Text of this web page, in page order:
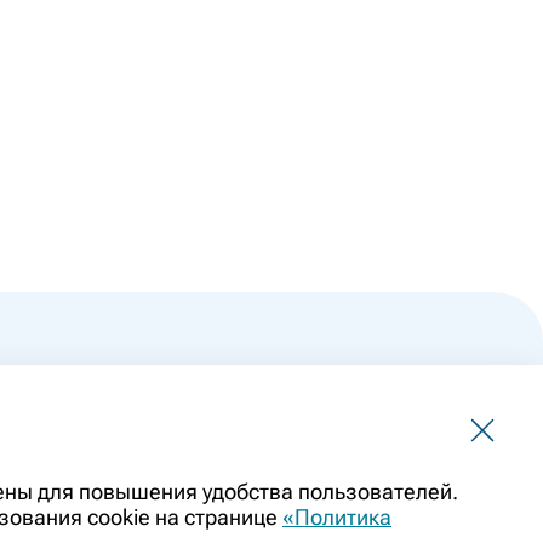
должна использоваться для самостоятельной
заменой очной консультации врача. Перед применением
препарата. Информация о лекарственных
для повышения удобства пользователей.
cookie на странице «Политика